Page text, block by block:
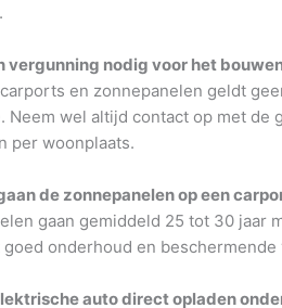
vergunning nodig voor het
en zonnepanelen geldt
Neem wel altijd contact op met
per woonplaats.
de zonnepanelen op een
gaan gemiddeld 25 tot 30 jaar
goed onderhoud en
auto direct opladen